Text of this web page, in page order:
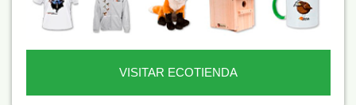
VISITAR ECOTIENDA